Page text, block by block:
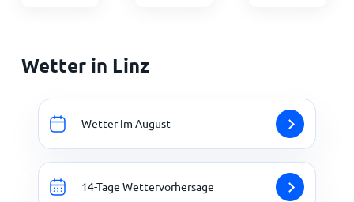
Wetter in Linz
Wetter im August
14-Tage Wettervorhersage